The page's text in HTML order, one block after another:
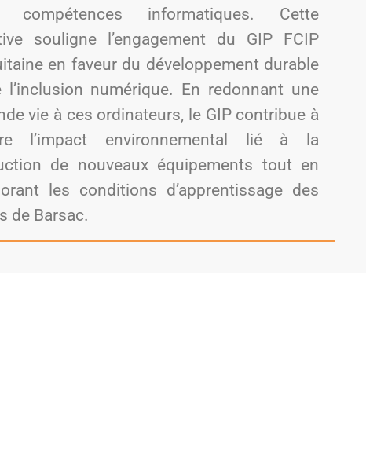
compétences informatiques. Cette
souligne l’engagement du GIP FCIP
en faveur du développement durable
l’inclusion numérique. En redonnant une
vie à ces ordinateurs, le GIP contribue à
l’impact environnemental lié à la
de nouveaux équipements tout en
les conditions d’apprentissage des
de Barsac.